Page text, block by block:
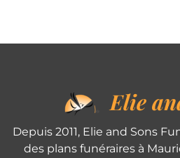
Elie
Depuis 2011, Elie and Sons
des plans funéraires à